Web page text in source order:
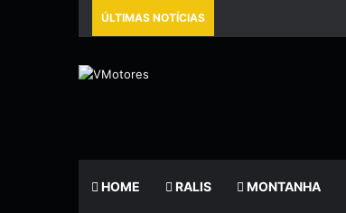
ÚLTIMAS NOTÍCIAS
HOME RALIS MONTANHA